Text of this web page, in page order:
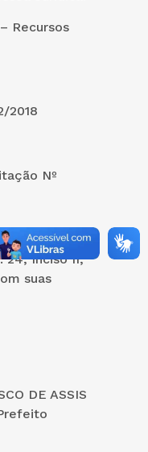
Recursos
2018
Nº
24, Inciso II,
suas
DE ASSIS